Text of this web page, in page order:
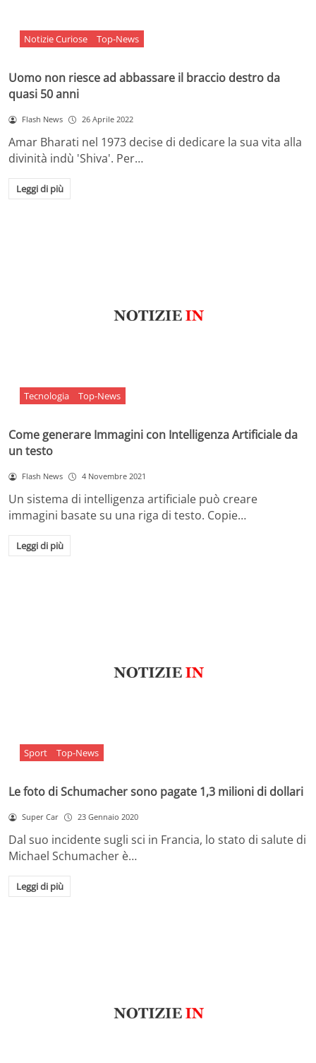
Notizie Curiose Top-News
Uomo non riesce ad abbassare il braccio destro da
quasi 50 anni
Flash News 26 Aprile 2022
Amar Bharati nel 1973 decise di dedicare la sua vita alla
divinità indù 'Shiva'. Per…
Leggi di più
Tecnologia Top-News
Come generare Immagini con Intelligenza Artificiale da
un testo
Flash News 4 Novembre 2021
Un sistema di intelligenza artificiale può creare
immagini basate su una riga di testo. Copie…
Leggi di più
Sport Top-News
Le foto di Schumacher sono pagate 1,3 milioni di dollari
Super Car 23 Gennaio 2020
Dal suo incidente sugli sci in Francia, lo stato di salute di
Michael Schumacher è…
Leggi di più